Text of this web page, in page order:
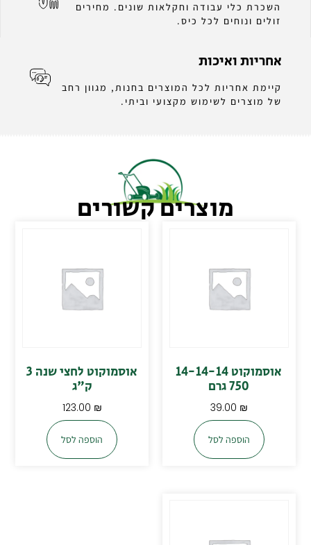
השכרת כלי עבודה וחקלאות שונים. מחירים
זולים ונוחים לכל כיס.
אחריות ואיכות
קיימת אחריות לכל המוצרים בחנות, מגוון רחב
של מוצרים לשימוש מקצועי וביתי.
מוצרים קשורים
אוסמוקוט 14-14-14
750 גרם
39.00 ₪
הוספה לסל
אוסמוקוט לחצי שנה 3
ק"ג
123.00 ₪
הוספה לסל